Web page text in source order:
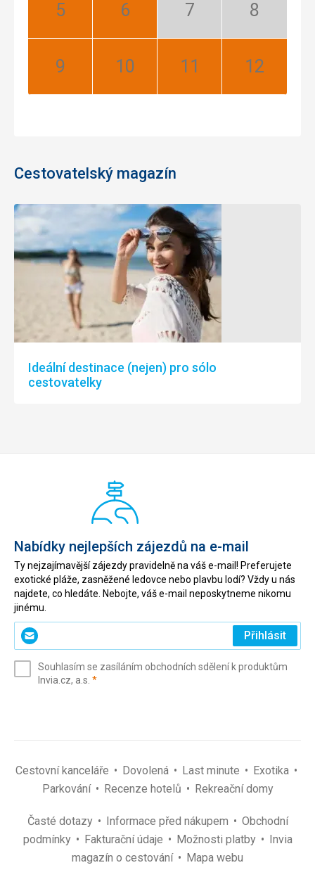
Květen:
Červen:
Červenec:
Srpen:
Září:
Říjen:
Listopad:
Prosinec:
Cestovatelský magazín
Ideální destinace (nejen) pro sólo
cestovatelky
Nabídky nejlepších zájezdů na e-mail
Ty nejzajímavější zájezdy pravidelně na váš e-mail! Preferujete
exotické pláže, zasněžené ledovce nebo plavbu lodí? Vždy u nás
najdete, co hledáte. Nebojte, váš e-mail neposkytneme nikomu
jinému.
Zadejte
svůj
(povinné)
Přihlásit
Souhlasím se zasíláním obchodních sdělení k produktům
Invia.cz, a.s. *(povinné)
Cestovní kanceláře Dovolená Last minute
Exotika
Parkování
Recenze hotelů Rekreační domy
Časté dotazy Informace před nákupem
Obchodní
podmínky
Fakturační údaje Možnosti platby
Invia
magazín o cestování
Mapa webu